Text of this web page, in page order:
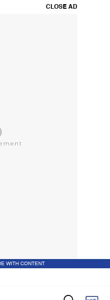
CLOSE AD
WITH CONTENT